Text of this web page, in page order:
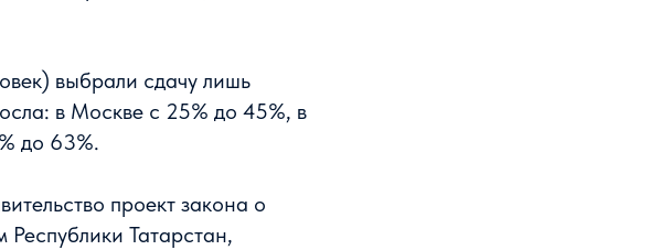
выбрали сдачу лишь
в Москве с 25% до 45%, в
до 63%.
проект закона о
Татарстан,